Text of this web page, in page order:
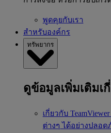
พูดคุยกับเรา
สำหรับองค์กร
ทรัพยากร
ดูข้อมูลเพิ่มเติมเ
เกี่ยวกับ TeamViewer
ต่างๆ ได้อย่างปลอด